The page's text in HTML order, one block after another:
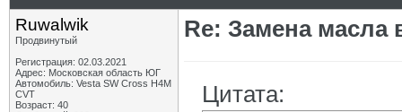
Ruwalwik
Продвинутый
Регистрация: 02.03.2021
Адрес: Московская область ЮГ
Автомобиль: Vesta SW Cross H4M
CVT
Возраст: 40
Re: Замена масла
Цитата: